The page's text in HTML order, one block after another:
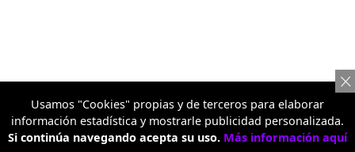
Usamos "Cookies" propias y de terceros para elaborar
información estadística y mostrarle publicidad personalizada.
Si continúa navegando acepta su uso. Más información aquí